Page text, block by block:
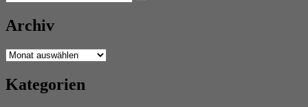
nach:
Suchen
Archiv
Archiv
Kategorien